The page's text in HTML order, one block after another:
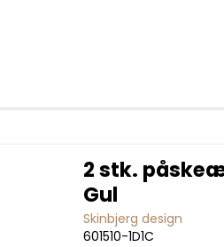
2 stk.
Gul
Skinbjerg design
601510-1D1C